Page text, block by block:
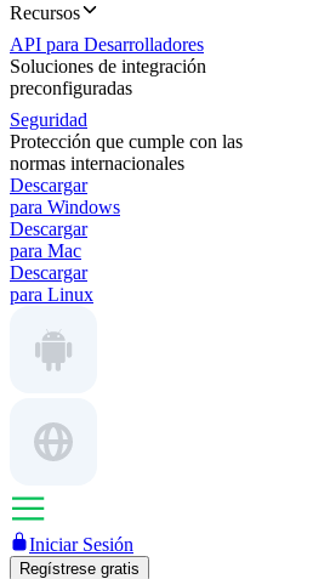
Recursos
API para Desarrolladores
Soluciones de integración
preconfiguradas
Seguridad
Protección que cumple con las
normas internacionales
Descargar
para Windows
Descargar
para Mac
Descargar
para Linux
Iniciar Sesión
Regístrese gratis